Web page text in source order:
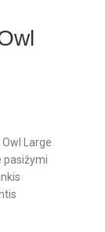
Large
pasižymi